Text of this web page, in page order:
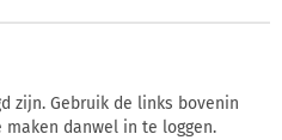
zijn. Gebruik de links bovenin
danwel in te loggen.